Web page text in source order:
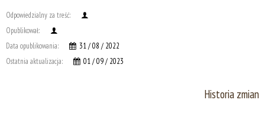
Odpowiedzialny za treść:
Opublikował:
Data opublikowania:
31 / 08 / 2022
Ostatnia aktualizacja:
01 / 09 / 2023
Historia zmian